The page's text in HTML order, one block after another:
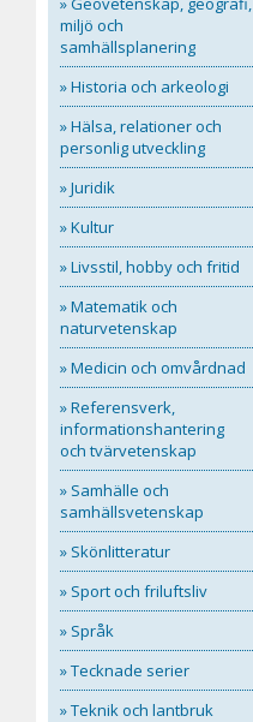
miljö och
samhällsplanering
» Historia och arkeologi
» Hälsa, relationer och
personlig utveckling
» Juridik
» Kultur
» Livsstil, hobby och fritid
» Matematik och
naturvetenskap
» Medicin och omvårdnad
» Referensverk,
informationshantering
och tvärvetenskap
» Samhälle och
samhällsvetenskap
» Skönlitteratur
» Sport och friluftsliv
» Språk
» Tecknade serier
» Teknik och lantbruk